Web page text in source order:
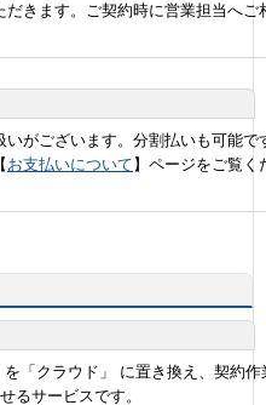
きます。ご契約時に営業担当へご
がございます。分割払いも可能で
お支払いについて 】ページをご覧く
「クラウド」 に置き換え、契約作
るサービスです。